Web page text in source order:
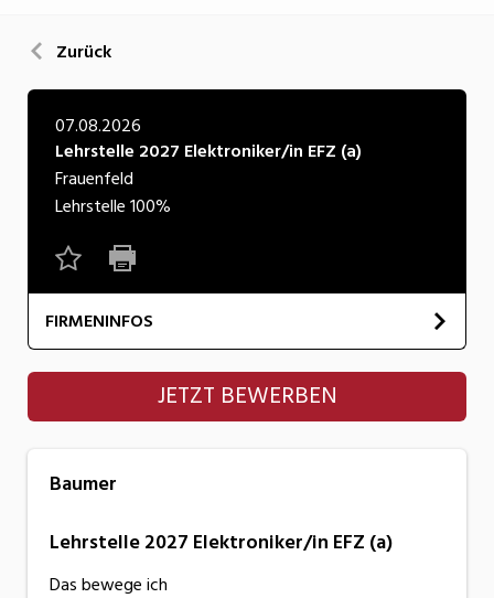
Kultur
Natur
Verkehr/Logistik
Wirtschaft/Verwaltung
Zurück
07.08.2026
Lehrstelle 2027 Elektroniker/in EFZ (a)
Frauenfeld
Lehrstelle100%
FIRMENINFOS
Baumer
JETZT BEWERBEN
Baumer
Lehrstelle 2027 Elektroniker/in EFZ (a)
Das bewege ich